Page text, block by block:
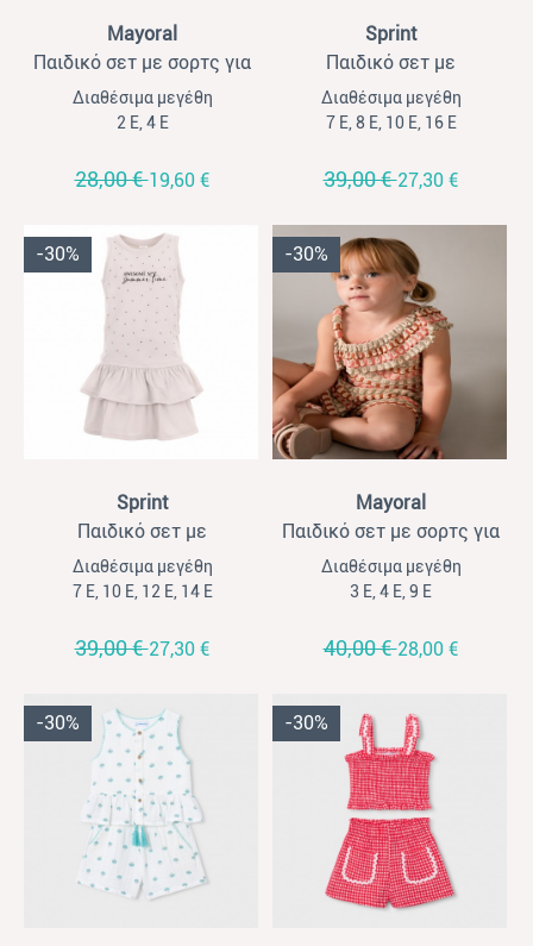
Mayoral
Παιδικό σετ με σορτς για
κορίτσια Mayora εκρού-
λιλά
Διαθέσιμα μεγέθη
2 Ε, 4 Ε
28,00 €19,60 €
Sprint
Παιδικό σετ με
σορτσόφουστα για
κορίτσια Sprint λευκό-ροζ
Διαθέσιμα μεγέθη
7 Ε, 8 Ε, 10 Ε, 16 Ε
39,00 €27,30 €
-30%
Sprint
Παιδικό σετ με
σορτσόφουστα για
κορίτσια Sprint γκρι
Διαθέσιμα μεγέθη
7 Ε, 10 Ε, 12 Ε, 14 Ε
39,00 €27,30 €
-30%
Mayoral
Παιδικό σετ με σορτς για
κορίτσια Mayoral μπεζ-
σομόν- μέντα
Διαθέσιμα μεγέθη
3 Ε, 4 Ε, 9 Ε
40,00 €28,00 €
-30% -30%